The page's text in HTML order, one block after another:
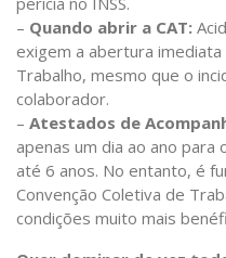
– Quando abrir a CAT:
exigem a abertura imediata
Trabalho, mesmo que o
colaborador.
– Atestados de
apenas um dia ao ano para
até 6 anos. No entanto, é
Convenção Coletiva de
condições muito mais